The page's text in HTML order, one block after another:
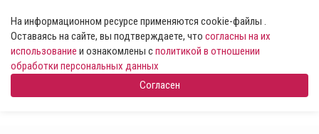
На информационном ресурсе применяются cookie-файлы .
Оставаясь на сайте, вы подтверждаете, что согласны на их
использование и ознакомлены сполитикой в отношении
обработки персональных данных
Согласен